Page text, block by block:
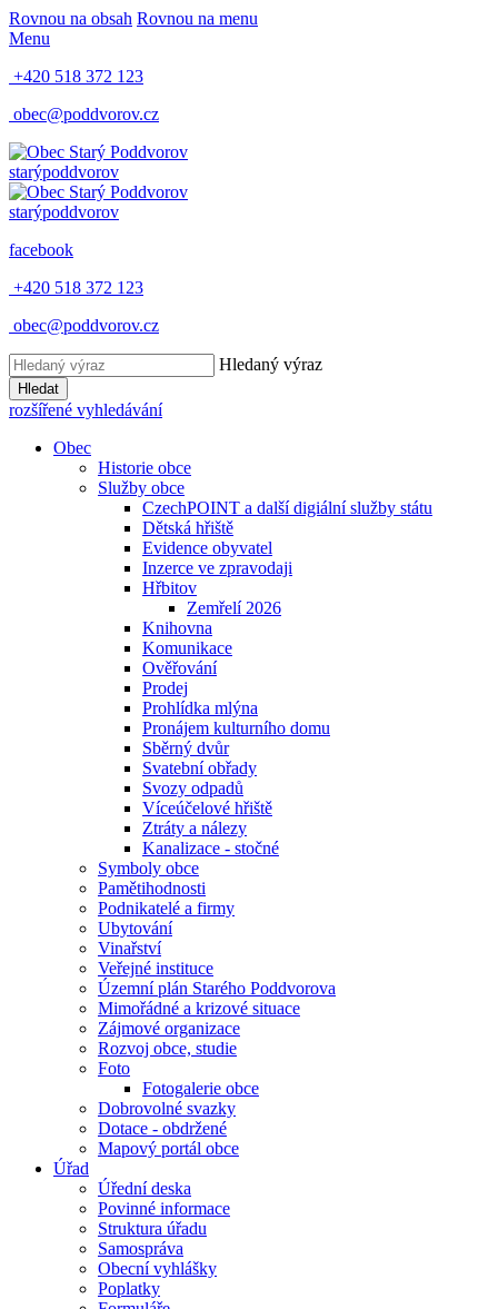
Rovnou na obsah Rovnou na menu
Menu
+420 518 372 123
obec@poddvorov.cz
starýpoddvorov
starýpoddvorov
facebook
+420 518 372 123
obec@poddvorov.cz
Hledaný výraz
Hledat
rozšířené vyhledávání
Obec
Historie obce
Služby obce
CzechPOINT a další digiální služby státu
Dětská hřiště
Evidence obyvatel
Inzerce ve zpravodaji
Hřbitov
Zemřelí 2026
Knihovna
Komunikace
Ověřování
Prodej
Prohlídka mlýna
Pronájem kulturního domu
Sběrný dvůr
Svatební obřady
Svozy odpadů
Víceúčelové hřiště
Ztráty a nálezy
Kanalizace - stočné
Symboly obce
Pamětihodnosti
Podnikatelé a firmy
Ubytování
Vinařství
Veřejné instituce
Územní plán Starého Poddvorova
Mimořádné a krizové situace
Zájmové organizace
Rozvoj obce, studie
Foto
Fotogalerie obce
Dobrovolné svazky
Dotace - obdržené
Mapový portál obce
Úřad
Úřední deska
Povinné informace
Struktura úřadu
Samospráva
Obecní vyhlášky
Poplatky